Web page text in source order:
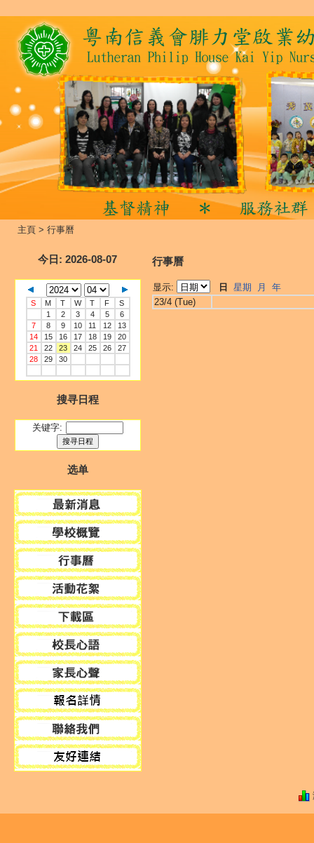
主頁 > 行事曆
今日 : 2026-08-07
S M T W T F
S
1
2 3 4 5
6
7
8 9 10 11 12
13
14
15 16 17 18 19
20
21
22 23 24 25 26
27
28
29 30
搜寻日程
关键字:
选单
行事曆
显示: 日 星期 月
年
23/4 (Tue)